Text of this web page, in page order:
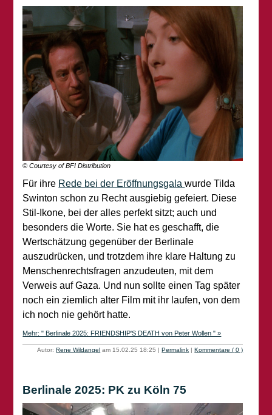
© Courtesy of BFI Distribution
Für ihre Rede bei der Eröffnungsgalawurde Tilda
Swinton schon zu Recht ausgiebig gefeiert. Diese
Stil-Ikone, bei der alles perfekt sitzt; auch und
besonders die Worte. Sie hat es geschafft, die
Wertschätzung gegenüber der Berlinale
auszudrücken, und trotzdem ihre klare Haltung zu
Menschenrechtsfragen anzudeuten, mit dem
Verweis auf Gaza. Und nun sollte einen Tag später
noch ein ziemlich alter Film mit ihr laufen, von dem
ich noch nie gehört hatte.
Mehr: " Berlinale 2025: FRIENDSHIP'S DEATH von Peter Wollen " »
Autor:Rene Wildangel am 15.02.25 18:25 |Permalink |Kommentare ( 0 )
Berlinale 2025: PK zu Köln 75